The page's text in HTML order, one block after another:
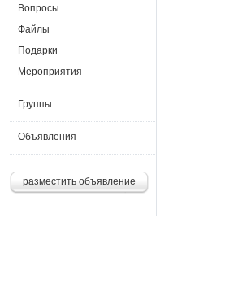
Вопросы
Файлы
Подарки
Мероприятия
Группы
Объявления
разместить объявление